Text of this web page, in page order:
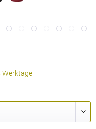
Werktage